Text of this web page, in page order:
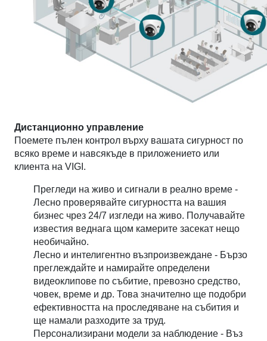
Дистанционно управление
Поемете пълен контрол върху вашата сигурност по
всяко време и навсякъде в приложението или
клиента на VIGI.
Прегледи на живо и сигнали в реално време -
Лесно проверявайте сигурността на вашия
бизнес чрез 24/7 изгледи на живо. Получавайте
известия веднага щом камерите засекат нещо
необичайно.
Лесно и интелигентно възпроизвеждане - Бързо
преглеждайте и намирайте определени
видеоклипове по събитие, превозно средство,
човек, време и др. Това значително ще подобри
ефективността на проследяване на събития и
ще намали разходите за труд.
Персонализирани модели за наблюдение - Въз